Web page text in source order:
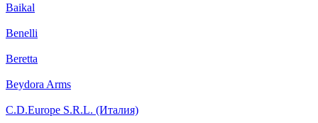
Baikal
Benelli
Beretta
Beydora Arms
C.D.Europe S.R.L. (Италия)